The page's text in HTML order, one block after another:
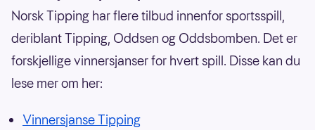
Norsk Tipping har flere tilbud innenfor sportsspill,
deriblant Tipping, Oddsen og Oddsbomben. Det er
forskjellige vinnersjanser for hvert spill. Disse kan du
lese mer om her:
Vinnersjanse Tipping